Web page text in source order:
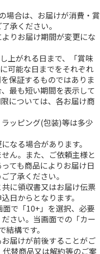
場合は、お届けが消費・賞
承ください。
りお届け期間が変更にな
上がれる日まで、「賞味
可能な日までをそれぞれ
保証するものではありま
最も短い期間を表示して
については、各お届け商
ッピング(包装)等は多少
なる場合があります。
ん。また、ご依頼主様と
ても商品によりお届け日
了承ください。
に領収書又はお届け伝票
日からとなります。
で「10+」を選択、必要
さい。当画面での「カー
構です。
届けが前後することがご
替商品又は解約等のご案